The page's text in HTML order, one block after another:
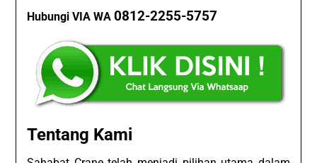
Hubungi VIA WA0812-2255-5757
Tentang Kami